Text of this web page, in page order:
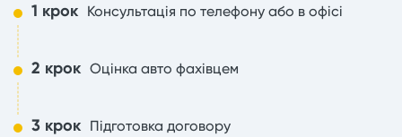
1 крок Консультація по телефону або в офісі
2 крок Оцінка авто фахівцем
3 крок Підготовка договору